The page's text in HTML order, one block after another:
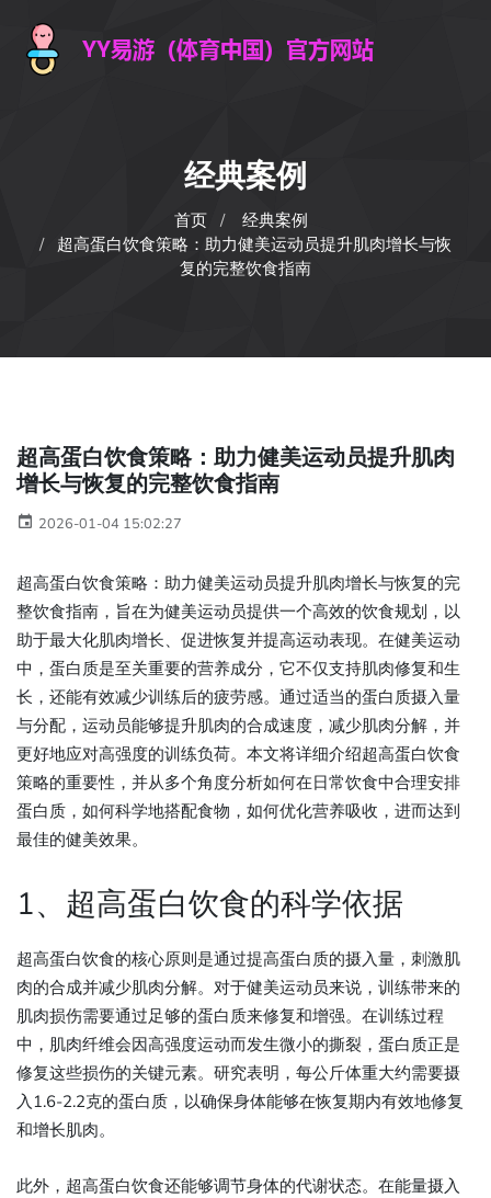
经典案例
首页
经典案例
超高蛋白饮食策略：助力健美运动员提升肌肉增长与恢
复的完整饮食指南
超高蛋白饮食策略：助力健美运动员提升肌肉
增长与恢复的完整饮食指南
2026-01-04 15:02:27
超高蛋白饮食策略：助力健美运动员提升肌肉增长与恢复的完
整饮食指南，旨在为健美运动员提供一个高效的饮食规划，以
助于最大化肌肉增长、促进恢复并提高运动表现。在健美运动
中，蛋白质是至关重要的营养成分，它不仅支持肌肉修复和生
长，还能有效减少训练后的疲劳感。通过适当的蛋白质摄入量
与分配，运动员能够提升肌肉的合成速度，减少肌肉分解，并
更好地应对高强度的训练负荷。本文将详细介绍超高蛋白饮食
策略的重要性，并从多个角度分析如何在日常饮食中合理安排
蛋白质，如何科学地搭配食物，如何优化营养吸收，进而达到
最佳的健美效果。
1、超高蛋白饮食的科学依据
超高蛋白饮食的核心原则是通过提高蛋白质的摄入量，刺激肌
肉的合成并减少肌肉分解。对于健美运动员来说，训练带来的
肌肉损伤需要通过足够的蛋白质来修复和增强。在训练过程
中，肌肉纤维会因高强度运动而发生微小的撕裂，蛋白质正是
修复这些损伤的关键元素。研究表明，每公斤体重大约需要摄
入1.6-2.2克的蛋白质，以确保身体能够在恢复期内有效地修复
和增长肌肉。
此外，超高蛋白饮食还能够调节身体的代谢状态。在能量摄入